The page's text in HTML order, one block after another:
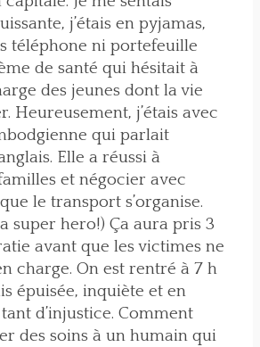
j’étais en pyjamas,
téléphone ni portefeuille
de santé qui hésitait à
des jeunes dont la vie
Heureusement, j’étais avec
qui parlait
Elle a réussi à
et négocier avec
le transport s’organise.
super hero!) Ça aura pris 3
avant que les victimes ne
charge. On est rentré à 7 h
épuisée, inquiète et en
d’injustice. Comment
des soins à un humain qui